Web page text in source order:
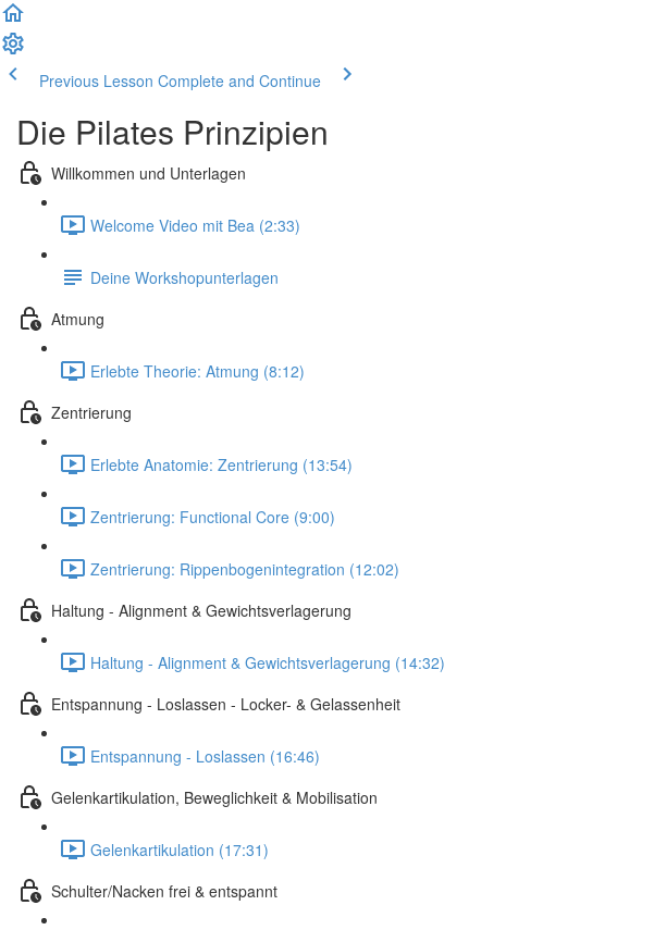
Previous Lesson Complete and Continue
Die Pilates Prinzipien
Willkommen und Unterlagen
Welcome Video mit Bea (2:33)
Deine Workshopunterlagen
Atmung
Erlebte Theorie: Atmung (8:12)
Zentrierung
Erlebte Anatomie: Zentrierung (13:54)
Zentrierung: Functional Core (9:00)
Zentrierung: Rippenbogenintegration (12:02)
Haltung - Alignment & Gewichtsverlagerung
Haltung - Alignment & Gewichtsverlagerung (14:32)
Entspannung - Loslassen - Locker- & Gelassenheit
Entspannung - Loslassen (16:46)
Gelenkartikulation, Beweglichkeit & Mobilisation
Gelenkartikulation (17:31)
Schulter/Nacken frei & entspannt